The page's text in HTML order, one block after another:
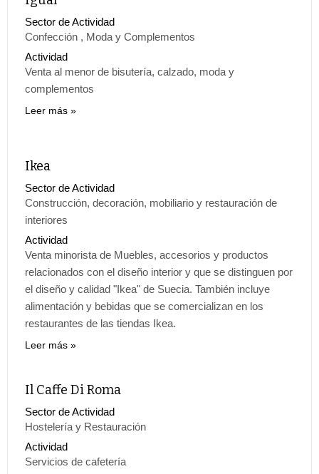
Sector de Actividad
Confección , Moda y Complementos
Actividad
Venta al menor de bisutería, calzado, moda y
complementos
Leer más
Ikea
Sector de Actividad
Construcción, decoración, mobiliario y restauración de
interiores
Actividad
Venta minorista de Muebles, accesorios y productos
relacionados con el diseño interior y que se distinguen por
el diseño y calidad "Ikea" de Suecia. También incluye
alimentación y bebidas que se comercializan en los
restaurantes de las tiendas Ikea.
Leer más
Il Caffe Di Roma
Sector de Actividad
Hostelería y Restauración
Actividad
Servicios de cafetería